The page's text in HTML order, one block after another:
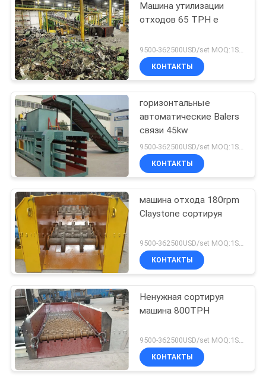
Машина утилизации
отходов 65 TPH e
КОНТАКТЫ
горизонтальные
автоматические Balers
связи 45kw
КОНТАКТЫ
машина отхода 180rpm
Claystone сортируя
9500-362500USD/set MOQ:1SET
КОНТАКТЫ
Ненужная сортируя
машина 800TPH
9500-362500USD/set MOQ:1SET
КОНТАКТЫ